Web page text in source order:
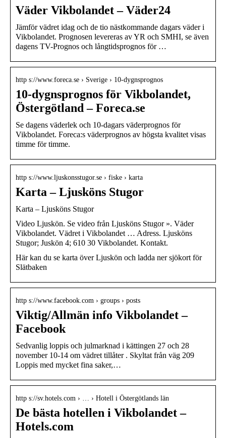
Väder Vikbolandet – Väder24
Jämför vädret idag och de tio nästkommande dagars väder i
Vikbolandet. Prognosen levereras av YR och SMHI, se även
dagens TV-Prognos och långtidsprognos för …
http s://www.foreca.se › Sverige › 10-dygnsprognos
10-dygnsprognos för Vikbolandet,
Östergötland – Foreca.se
Se dagens väderlek och 10-dagars väderprognos för
Vikbolandet. Foreca:s väderprognos av högsta kvalitet visas
timme för timme.
http s://www.ljuskonsstugor.se › fiske › karta
Karta – Ljusköns Stugor
Karta – Ljusköns Stugor
Video Ljuskön. Se video från Ljusköns Stugor ». Väder
Vikbolandet. Vädret i Vikbolandet … Adress. Ljusköns
Stugor; Juskön 4; 610 30 Vikbolandet. Kontakt.
Här kan du se karta över Ljuskön och ladda ner sjökort för
Slätbaken
http s://www.facebook.com › groups › posts
Viktig/Allmän info Vikbolandet –
Facebook
Sedvanlig loppis och julmarknad i kättingen 27 och 28
november 10-14 om vädret tillåter . Skyltat från väg 209
Loppis med mycket fina saker,…
http s://sv.hotels.com › … › Hotell i Östergötlands län
De bästa hotellen i Vikbolandet –
Hotels.com